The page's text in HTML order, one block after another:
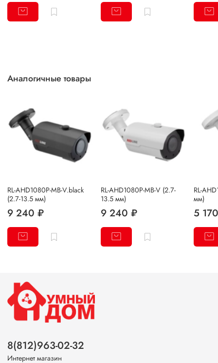
Аналогичные товары
RL-AHD1080P-MB-V.black
(2.7-13.5 мм)
9 240 ₽
RL-AHD1080P-MB-V (2.7-
13.5 мм)
9 240 ₽
RL-
мм)
5
8(812)963-02-32
Интернет магазин